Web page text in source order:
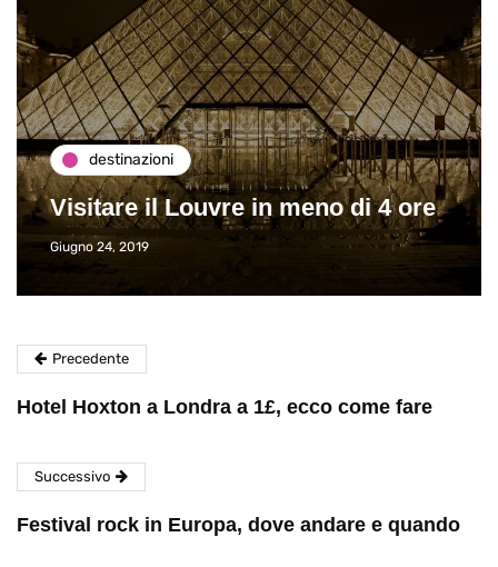
destinazioni
Visitare il Louvre in meno di 4 ore
Giugno 24, 2019
Precedente
Hotel Hoxton a Londra a 1£, ecco come fare
Successivo
Festival rock in Europa, dove andare e quando